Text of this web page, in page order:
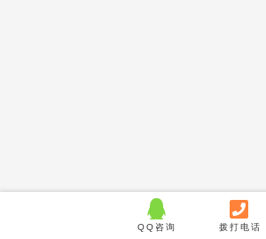
QQ咨询 拨打电话